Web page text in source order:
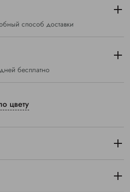
способ доставки
бесплатно
цвету